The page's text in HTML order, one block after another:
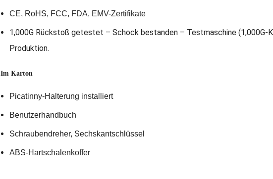
CE, RoHS, FCC, FDA, EMV-Zertifikate
1,000G Rückstoß getestet – Schock bestanden – Testmaschine (1,000G-
Produktion.
Im Karton
Picatinny-Halterung installiert
Benutzerhandbuch
Schraubendreher, Sechskantschlüssel
ABS-Hartschalenkoffer